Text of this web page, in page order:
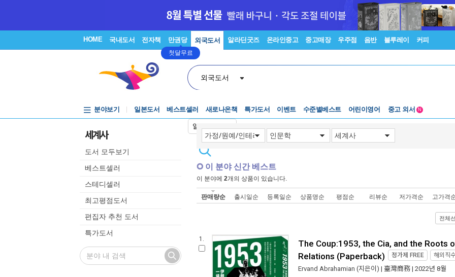
HOME 국내도서 전자책 만권당
첫달무료
외국도서 알라딘굿즈 온라인중고 중고매장 우주점 음반 블루레이 커피
외국도서
일본어입력기
분야보기 일본도서 베스트셀러 새로나온책 특가도서 이벤트
수준별베스트
수준별베스트
어린이영어
중고 외서
중고 외서
N
세계사
도서 모두보기
베스트셀러
스테디셀러
최고평점도서
편집자 추천 도서
특가도서
이 분야 신간 베스트
이 분야에 2개의 상품이 있습니다.
판매량순 출시일순 등록일순 상품명순 평점순 리뷰순 저가격순 고가격
전체
1. The Coup:1953, the Cia, and the Roots
Relations (Paperback) 정가제 FREE 해외직
Ervand Abrahamian (지은이) | 臺灣商務 | 2022년 8월